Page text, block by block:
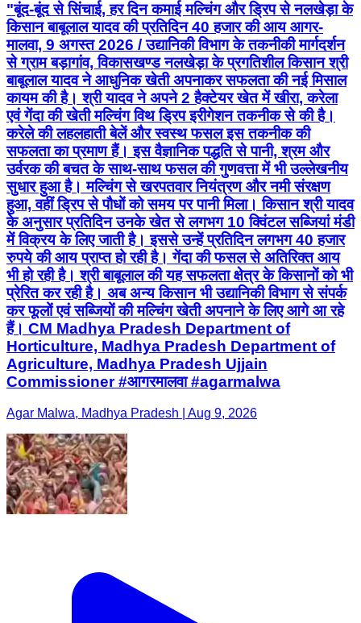
"बूंद-बूंद से सिंचाई, हर दिन कमाई मल्चिंग और ड्रिप से नलखेड़ा के
किसान बाबूलाल यादव की प्रतिदिन 40 हजार की आय आगर-
मालवा, 9 अगस्त 2026 / उद्यानिकी विभाग के तकनीकी मार्गदर्शन
से ग्राम बड़ागांव, विकासखण्ड नलखेड़ा के प्रगतिशील किसान श्री
बाबूलाल यादव ने आधुनिक खेती अपनाकर सफलता की नई मिसाल
कायम की है। श्री यादव ने अपने 2 हैक्टेयर खेत में खीरा, करेला
एवं गेंदा की खेती मल्चिंग विथ ड्रिप इरीगेशन तकनीक से की है।
करेले की लहलहाती बेलें और स्वस्थ फसल इस तकनीक की
सफलता का प्रमाण हैं। इस वैज्ञानिक पद्धति से पानी, श्रम और
उर्वरक की बचत के साथ-साथ फसल की गुणवत्ता में भी उल्लेखनीय
सुधार हुआ है। मल्चिंग से खरपतवार नियंत्रण और नमी संरक्षण
हुआ, वहीं ड्रिप से पौधों को समय पर पानी मिला। किसान श्री यादव
के अनुसार प्रतिदिन उनके खेत से लगभग 10 क्विंटल सब्जियां मंडी
में विक्रय के लिए जाती है। इससे उन्हें प्रतिदिन लगभग 40 हजार
रुपये की आय प्राप्त हो रही है। गेंदा की फसल से अतिरिक्त आय
भी हो रही है। श्री बाबूलाल की यह सफलता क्षेत्र के किसानों को भी
प्रेरित कर रही है। अब अन्य किसान भी उद्यानिकी विभाग से संपर्क
कर फूलों एवं सब्जियों की मल्चिंग खेती अपनाने के लिए आगे आ रहे
हैं। CM Madhya Pradesh Department of
Horticulture, Madhya Pradesh Department of
Agriculture, Madhya Pradesh Ujjain
Commissioner #आगरमालवा #agarmalwa
Agar Malwa, Madhya Pradesh | Aug 9, 2026